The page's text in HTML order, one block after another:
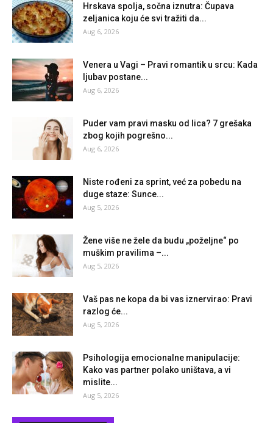
Hrskava spolja, sočna iznutra: Čupava
zeljanica koju će svi tražiti da...
Aug 6, 2026
Venera u Vagi – Pravi romantik u srcu: Kada
ljubav postane...
Aug 6, 2026
Puder vam pravi masku od lica? 7 grešaka
zbog kojih pogrešno...
Aug 6, 2026
Niste rođeni za sprint, već za pobedu na
duge staze: Sunce...
Aug 5, 2026
Žene više ne žele da budu „poželjne“ po
muškim pravilima –...
Aug 5, 2026
Vaš pas ne kopa da bi vas iznervirao: Pravi
razlog će...
Aug 5, 2026
Psihologija emocionalne manipulacije:
Kako vas partner polako uništava, a vi
mislite...
Aug 5, 2026